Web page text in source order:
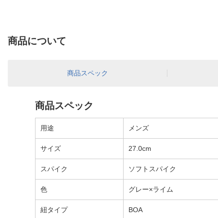
商品について
商品スペック
商品スペック
用途 メンズ
サイズ 27.0cm
スパイク ソフトスパイク
色 グレー×ライム
紐タイプ BOA